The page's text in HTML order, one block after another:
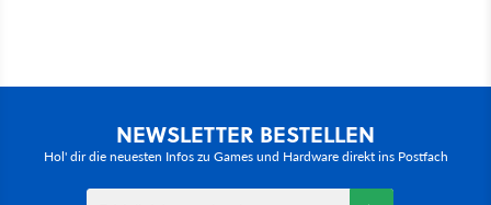
NEWSLETTER BESTELLEN
Hol' dir die neuesten Infos zu Games und Hardware direkt ins Postfach